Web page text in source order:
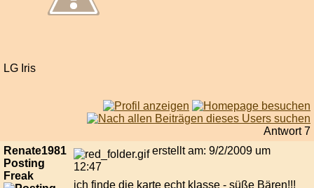
LG Iris
Antwort 7
Renate1981
Posting
Freak
erstellt am: 9/2/2009 um
12:47
ich finde die karte echt klasse - süße Bären!!!